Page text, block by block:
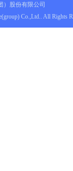
）股份有限公司
Co.,Ltd.. All Rights